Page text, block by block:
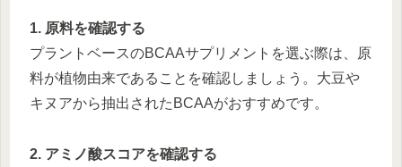
1. 原料を確認する
プラントベースのBCAAサプリメントを選ぶ際は、原
料が植物由来であることを確認しましょう。大豆や
キヌアから抽出されたBCAAがおすすめです。
2. アミノ酸スコアを確認する